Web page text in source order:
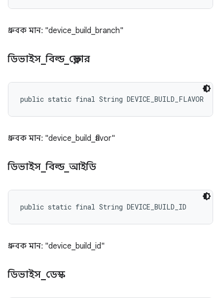
ধ্রুবক মান: "device_build_branch"
ডিভাইস _বিল্ড_ ফ্লেভার
public static final String DEVICE_BUILD_FLAVOR
ধ্রুবক মান: "device_build_flavor"
ডিভাইস _বিল্ড_আইডি
public static final String DEVICE_BUILD_ID
ধ্রুবক মান: "device_build_id"
ডিভাইস ডেস্ক